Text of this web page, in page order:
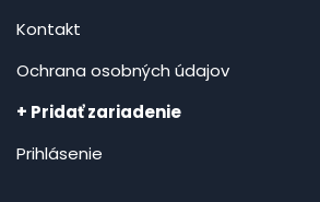
Kontakt
Ochrana osobných údajov
+ Pridať zariadenie
Prihlásenie